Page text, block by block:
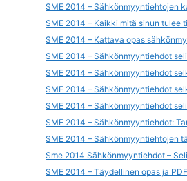
SME 2014 – Sähkönmyyntiehtojen
SME 2014 – Kaikki mitä sinun tulee
SME 2014 – Kattava opas
SME 2014 – Sähkönmyyntiehdot
SME 2014 – Sähkönmyyntiehdot
SME 2014 – Sähkönmyyntiehdot
SME 2014 – Sähkönmyyntiehdot
SME 2014 – Sähkönmyyntiehdot:
SME 2014 – Sähkönmyyntiehtojen
Sme 2014 Sähkönmyyntiehdot –
SME 2014 – Täydellinen opas ja